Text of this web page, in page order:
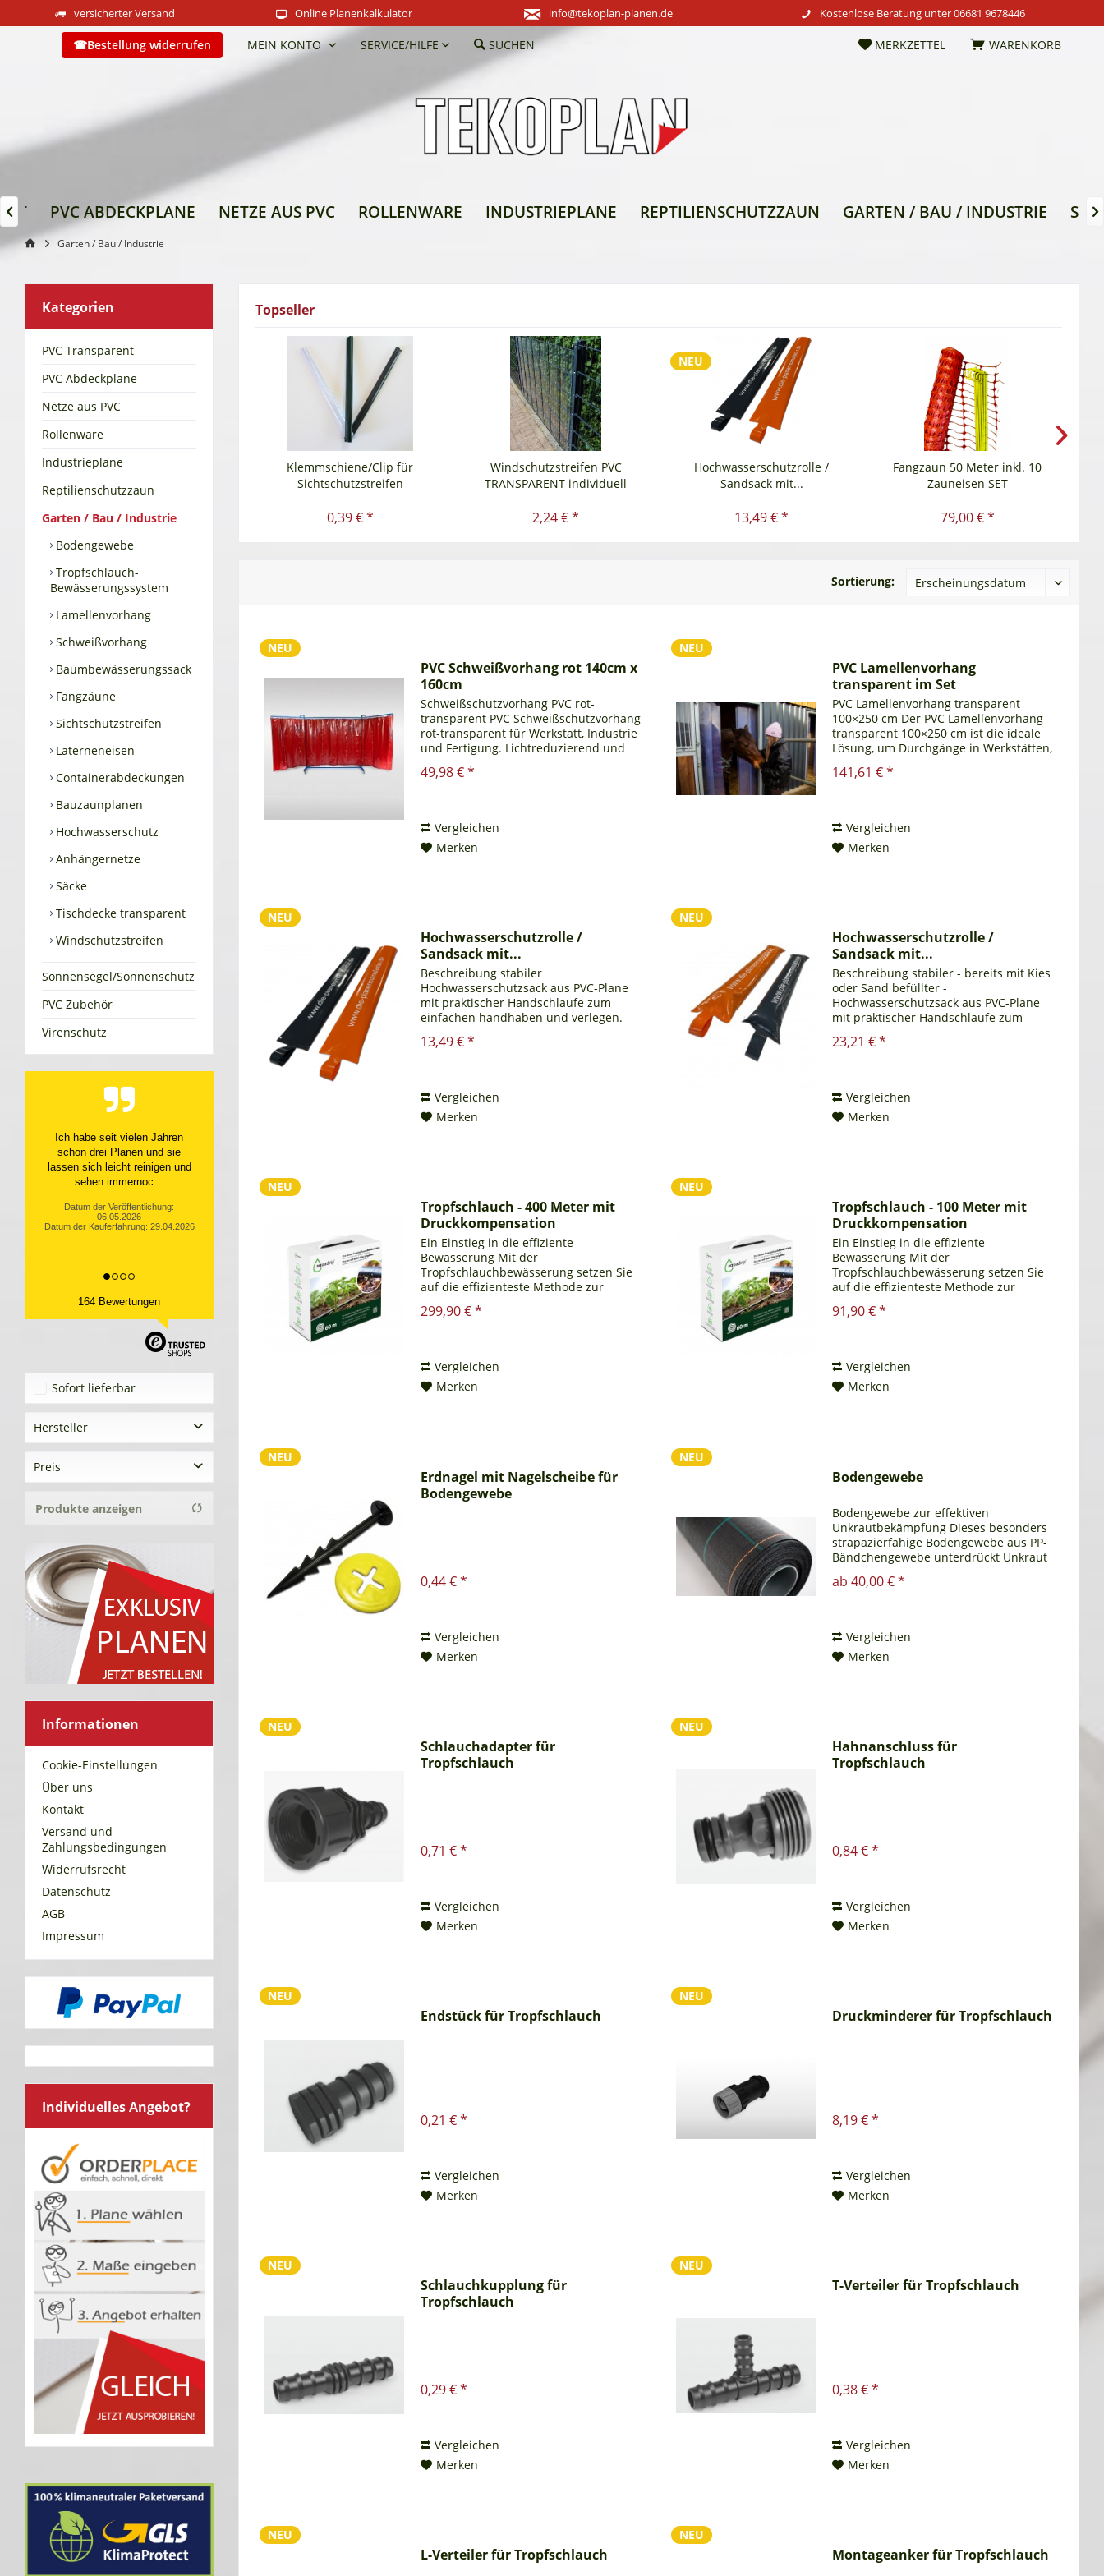
versicherter Versand Online Planenkalkulator info@tekoplan-planen.de Kostenlose Beratung unter06681 9678446
Bestellung widerrufen WARENKORB
MERKZETTEL
MEIN KONTO SERVICE/HILFE SUCHEN
PVC ABDECKPLANE NETZE AUS PVC ROLLENWARE INDUSTRIEPLANE REPTILIENSCHUTZZAUN GARTEN / BAU / INDUSTRIE
 
Garten / Bau / Industrie
Kategorien
PVC Transparent
PVC Abdeckplane
Netze aus PVC
Rollenware
Industrieplane
Reptilienschutzzaun
Garten / Bau / Industrie
Bodengewebe
Tropfschlauch-
Bewässerungssystem
Lamellenvorhang
Schweißvorhang
Baumbewässerungssack
Fangzäune
Sichtschutzstreifen
Laterneneisen
Containerabdeckungen
Bauzaunplanen
Hochwasserschutz
Anhängernetze
Säcke
Tischdecke transparent
Windschutzstreifen
Sonnensegel/Sonnenschutz
PVC Zubehör
Virenschutz
Top Service, top Produkt
Datum der Veröffentlichung:
10.04.2026
Datum der Kauferfahrung: 31.03.2026
164 Bewertungen
Sofort lieferbar
Hersteller
Tekoplan GmbH
Preis
bis
Produkte anzeigen
Informationen
Cookie-Einstellungen
Über uns
Kontakt
Versand und
Zahlungsbedingungen
Widerrufsrecht
Datenschutz
AGB
Impressum
Individuelles Angebot?
Topseller
Klemmschiene/Clip für
Sichtschutzstreifen
0,39 € *
Windschutzstreifen PVC
TRANSPARENT individuell
2,24 € *
NEU
Hochwasserschutzrolle /
Sandsack mit...
13,49 € *
Fangzaun 50 Meter inkl. 10
Zauneisen SET
79,00 € *
Sortierung:
NEU
PVC Schweißvorhang rot 140cm x
160cm
Schweißschutzvorhang PVC rot-
transparent PVC Schweißschutzvorhang
rot-transparent für Werkstatt, Industrie
und Fertigung. Lichtreduzierend und
robust. Schweißschutzvorhang PVC für
Werkstatt, Industrie und Fertigung
49,98 € *
Vergleichen
Merken
NEU
PVC Lamellenvorhang
transparent im Set
PVC Lamellenvorhang transparent
100×250 cm Der PVC Lamellenvorhang
transparent 100×250 cm ist die ideale
Lösung, um Durchgänge in Werkstätten,
Lagern, Stallungen oder auch im
privaten Bereich flexibel abzutrennen.
141,61 € *
Vergleichen
Merken
NEU
Hochwasserschutzrolle /
Sandsack mit...
Beschreibung stabiler
Hochwasserschutzsack aus PVC-Plane
mit praktischer Handschlaufe zum
einfachen handhaben und verlegen.
Der Hochwasserschutzsack kann
einfach durch eine Öffnung mit Kies,
13,49 € *
Vergleichen
Merken
NEU
Hochwasserschutzrolle /
Sandsack mit...
Beschreibung stabiler - bereits mit Kies
oder Sand befüllter -
Hochwasserschutzsack aus PVC-Plane
mit praktischer Handschlaufe zum
einfachen handhaben und verlegen.
Der Hochwasserschutzsack wird
23,21 € *
Vergleichen
Merken
NEU
Tropfschlauch - 400 Meter mit
Druckkompensation
Ein Einstieg in die effiziente
Bewässerung Mit der
Tropfschlauchbewässerung setzen Sie
auf die effizienteste Methode zur
Pflanzenversorgung – und sparen dabei
auch noch Wasser. Die Installation ist
299,90 € *
Vergleichen
Merken
NEU
Tropfschlauch - 100 Meter mit
Druckkompensation
Ein Einstieg in die effiziente
Bewässerung Mit der
Tropfschlauchbewässerung setzen Sie
auf die effizienteste Methode zur
Pflanzenversorgung – und sparen dabei
auch noch Wasser. Die Installation ist
91,90 € *
Vergleichen
Merken
NEU
Erdnagel mit Nagelscheibe für
Bodengewebe
0,44 € *
Vergleichen
Merken
NEU
Bodengewebe
Bodengewebe zur effektiven
Unkrautbekämpfung Dieses besonders
strapazierfähige Bodengewebe aus PP-
Bändchengewebe unterdrückt Unkraut
die dunkle Färbung und die dichte
ab 40,00 € *
Vergleichen
Merken
NEU
Schlauchadapter für
Tropfschlauch
0,71 € *
Vergleichen
Merken
NEU
Hahnanschluss für
Tropfschlauch
0,84 € *
Vergleichen
Merken
NEU
Endstück für Tropfschlauch
0,21 € *
Vergleichen
Merken
NEU
Druckminderer für Tropfschlauch
8,19 € *
Vergleichen
Merken
NEU
Schlauchkupplung für
Tropfschlauch
0,29 € *
Vergleichen
Merken
NEU
T-Verteiler für Tropfschlauch
0,38 € *
Vergleichen
Merken
NEU
L-Verteiler für Tropfschlauch
NEU
Montageanker für Tropfschlauch